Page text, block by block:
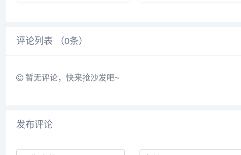
评论列表 （0条）
暂无评论，快来抢沙发吧~
发布评论